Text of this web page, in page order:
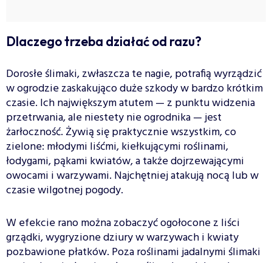
Dlaczego trzeba działać od razu?
Dorosłe ślimaki, zwłaszcza te nagie, potrafią wyrządzić
w ogrodzie zaskakująco duże szkody w bardzo krótkim
czasie. Ich największym atutem — z punktu widzenia
przetrwania, ale niestety nie ogrodnika — jest
żarłoczność. Żywią się praktycznie wszystkim, co
zielone: młodymi liśćmi, kiełkującymi roślinami,
łodygami, pąkami kwiatów, a także dojrzewającymi
owocami i warzywami. Najchętniej atakują nocą lub w
czasie wilgotnej pogody.
W efekcie rano można zobaczyć ogołocone z liści
grządki, wygryzione dziury w warzywach i kwiaty
pozbawione płatków. Poza roślinami jadalnymi ślimaki